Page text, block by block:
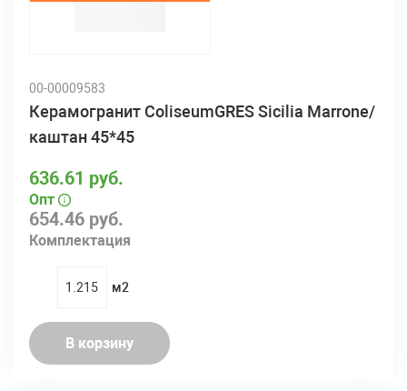
00-00009583
Керамогранит ColiseumGRES Sicilia Marrone/
каштан 45*45
654.46 руб.
Комплектация
636.61 руб.
Опт
quantity
м2
В корзину